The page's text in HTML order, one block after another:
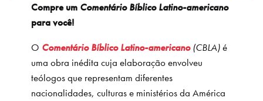
Compre um Comentário Bíblico Latino-americano
para você!
O Comentário Bíblico Latino-americano(CBLA)é
uma obra inédita cuja elaboração envolveu
teólogos que representam diferentes
nacionalidades, culturas e ministérios da América